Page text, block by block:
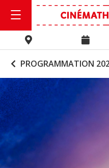
PROGRAMMATION